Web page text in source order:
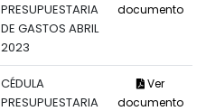
PRESUPUESTARIA
DE GASTOS ABRIL
2023
documento
CÉDULA
PRESUPUESTARIA
Ver
documento